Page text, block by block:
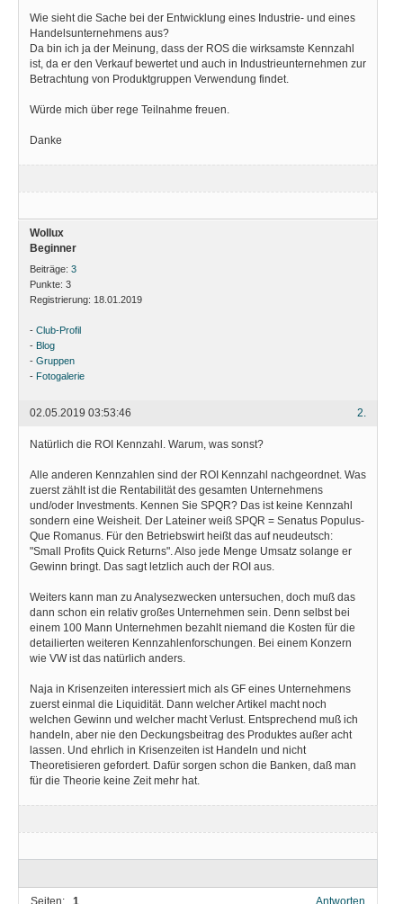
Wie sieht die Sache bei der Entwicklung eines Industrie- und eines
Handelsunternehmens aus?
Da bin ich ja der Meinung, dass der ROS die wirksamste Kennzahl
ist, da er den Verkauf bewertet und auch in Industrieunternehmen zur
Betrachtung von Produktgruppen Verwendung findet.
Würde mich über rege Teilnahme freuen.
Danke
Wollux
Beginner
Beiträge: 3
Punkte: 3
Registrierung: 18.01.2019
- Club-Profil
- Blog
- Gruppen
- Fotogalerie
2.
02.05.2019 03:53:46
Natürlich die ROI Kennzahl. Warum, was sonst?
Alle anderen Kennzahlen sind der ROI Kennzahl nachgeordnet. Was
zuerst zählt ist die Rentabilität des gesamten Unternehmens
und/oder Investments. Kennen Sie SPQR? Das ist keine Kennzahl
sondern eine Weisheit. Der Lateiner weiß SPQR = Senatus Populus-
Que Romanus. Für den Betriebswirt heißt das auf neudeutsch:
"Small Profits Quick Returns". Also jede Menge Umsatz solange er
Gewinn bringt. Das sagt letzlich auch der ROI aus.
Weiters kann man zu Analysezwecken untersuchen, doch muß das
dann schon ein relativ großes Unternehmen sein. Denn selbst bei
einem 100 Mann Unternehmen bezahlt niemand die Kosten für die
detailierten weiteren Kennzahlenforschungen. Bei einem Konzern
wie VW ist das natürlich anders.
Naja in Krisenzeiten interessiert mich als GF eines Unternehmens
zuerst einmal die Liquidität. Dann welcher Artikel macht noch
welchen Gewinn und welcher macht Verlust. Entsprechend muß ich
handeln, aber nie den Deckungsbeitrag des Produktes außer acht
lassen. Und ehrlich in Krisenzeiten ist Handeln und nicht
Theoretisieren gefordert. Dafür sorgen schon die Banken, daß man
für die Theorie keine Zeit mehr hat.
Seiten: 1 Antworten